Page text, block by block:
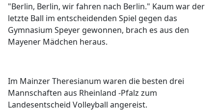
"Berlin, Berlin, wir fahren nach Berlin." Kaum war der
letzte Ball im entscheidenden Spiel gegen das
Gymnasium Speyer gewonnen, brach es aus den
Mayener Mädchen heraus.
Im Mainzer Theresianum waren die besten drei
Mannschaften aus Rheinland -Pfalz zum
Landesentscheid Volleyball angereist.